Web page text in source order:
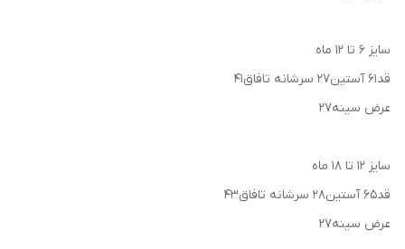
سایز ۶ تا ۱۲ ماه
قد۶۱ آستین۲۷ سرشانه تافاق۴۱
عرض سینه۲۷
سایز ۱۲ تا ۱۸ ماه
قد۶۵ آستین۲۸ سرشانه تافاق۴۳
عرض سینه۲۷